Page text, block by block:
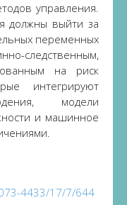
управления.
должны выйти за
переменных
на риск
интегрируют
модели
и машинное
4433/17/7/644